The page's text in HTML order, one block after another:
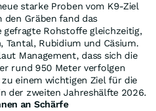
starke Proben vom K9-Ziel
den Gräben fand das
gefragte Rohstoffe gleichzeitig,
Rubidium und Cäsium.
Management, dass sich die
rund 950 Meter verfolgen
einem wichtigen Ziel für die
der zweiten Jahreshälfte 2026.
an Schärfe